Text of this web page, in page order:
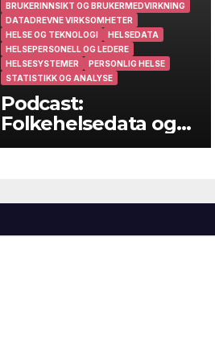
BRUKERINNSIKT OG BRUKERMEDVIRKNING
DATADREVNE VIRKSOMHETER
HELSE OG TEKNOLOGI
HELSEDATA
HELSEPERSONELL OG LEDERE
HELSESYSTEMER
PERSONLIG HELSE
STATISTIKK OG ANALYSE
Podcast:
Folkehelsedata og
folkehelsearbeid i